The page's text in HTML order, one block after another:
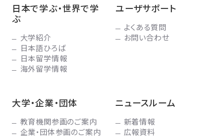
日本で学ぶ・世界で学
ぶ
大学紹介
日本語ひろば
日本留学情報
海外留学情報
ユーザサポート
よくある質問
お問い合わせ
大学・企業・団体
教育機関参画のご案内
企業・団体参画のご案内
ニュースルーム
新着情報
広報資料